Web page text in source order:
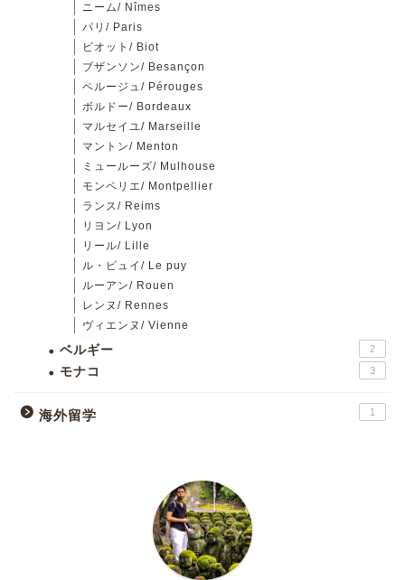
ニーム/ Nîmes
パリ/ Paris
ビオット/ Biot
ブザンソン/ Besançon
ペルージュ/ Pérouges
ボルドー/ Bordeaux
マルセイユ/ Marseille
マントン/ Menton
ミュールーズ/ Mulhouse
モンペリエ/ Montpellier
ランス/ Reims
リヨン/ Lyon
リール/ Lille
ル・ピュイ/ Le puy
ルーアン/ Rouen
レンヌ/ Rennes
ヴィエンヌ/ Vienne
ベルギー 2
モナコ 3
海外留学 1